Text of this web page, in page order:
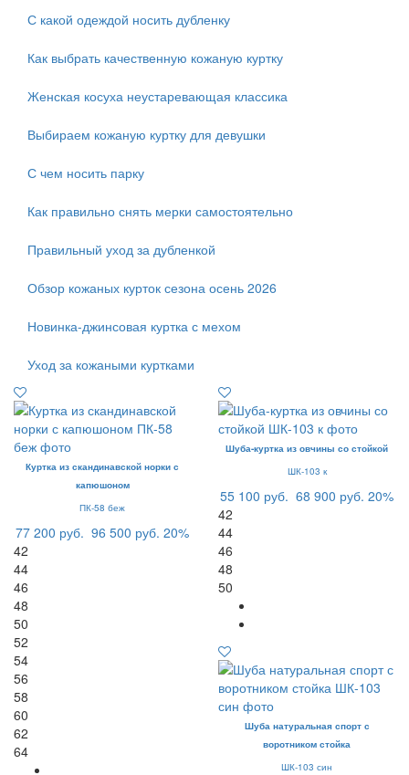
С какой одеждой носить дубленку
Как выбрать качественную кожаную куртку
Женская косуха неустаревающая классика
Выбираем кожаную куртку для девушки
С чем носить парку
Как правильно снять мерки самостоятельно
Правильный уход за дубленкой
Обзор кожаных курток сезона осень 2026
Новинка-джинсовая куртка с мехом
Уход за кожаными куртками
Куртка из скандинавской норки с
капюшоном
ПК-58 беж
77 200 руб. 96 500 руб. 20%
42
44
46
48
50
52
54
56
58
60
62
64
Шуба-куртка из овчины со стойкой
ШК-103 к
55 100 руб. 68 900 руб. 20%
42
44
46
48
50
Шуба натуральная спорт с
воротником стойка
ШК-103 син